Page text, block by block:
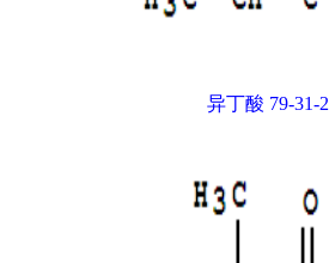
异丁酸 79-31-2